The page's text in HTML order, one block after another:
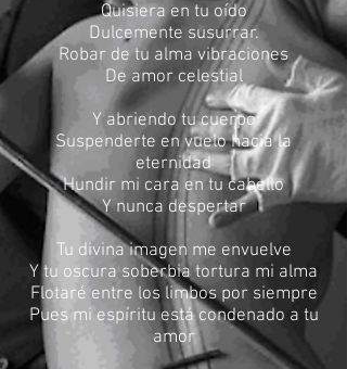
Quisiera en tu oído
Dulcemente susurrar.
Robar de tu alma vibraciones
De amor celestial
Y abriendo tu cuerpo
Suspenderte en vuelo hacia la
eternidad
Hundir mi cara en tu cabello
Y nunca despertar
Tu divina imagen me envuelve
Y tu oscura soberbia tortura mi alma
Flotaré entre los limbos por siempre
Pues mi espíritu está condenado a tu
amor